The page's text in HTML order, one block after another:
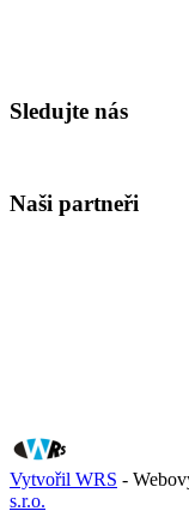
Sledujte nás
Naši partneři
Vytvořil WRS -
s.r.o.